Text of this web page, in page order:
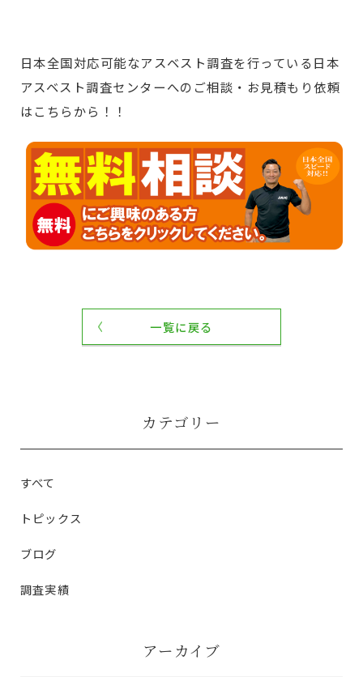
日本全国対応可能なアスベスト調査を行っている日本
アスベスト調査センターへのご相談・お見積もり依頼
はこちらから！！
一覧に戻る
カテゴリー
すべて
トピックス
ブログ
調査実績
アーカイブ